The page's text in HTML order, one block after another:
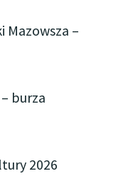
Mazowsza –
burza
2026